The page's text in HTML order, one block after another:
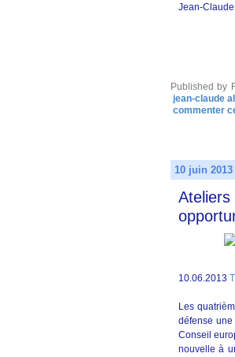
Jean-
Published by
jean-claude
commenter
10 juin 2013
10.06.2013
Les
défense une
Conseil
nouvelle à